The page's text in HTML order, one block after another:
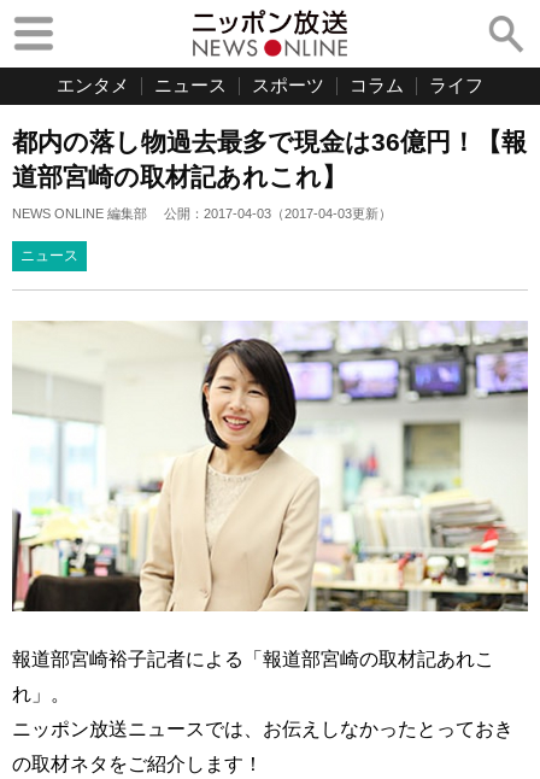
エンタメ ニュース スポーツ コラム ライフ
都内の落し物過去最多で現金は36億円！【報
道部宮崎の取材記あれこれ】
NEWS ONLINE 編集部 公開： 2017-04-03 （2017-04-03更新）
ニュース
報道部宮崎裕子記者による「報道部宮崎の取材記あれこ
れ」。
ニッポン放送ニュースでは、お伝えしなかったとっておき
の取材ネタをご紹介します！